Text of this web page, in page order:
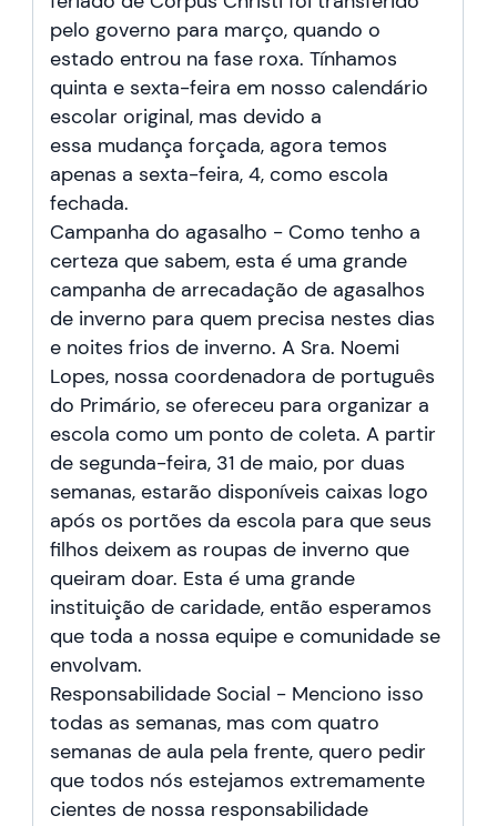
pelo governo para março, quando o
estado entrou na fase roxa. Tínhamos
quinta e sexta-feira em nosso calendário
escolar original, mas devido a
essa mudança forçada, agora temos
apenas a sexta-feira, 4, como escola
fechada.
Campanha do agasalho - Como tenho a
certeza que sabem, esta é uma grande
campanha de arrecadação de agasalhos
de inverno para quem precisa nestes dias
e noites frios de inverno. A Sra. Noemi
Lopes, nossa coordenadora de português
do Primário, se ofereceu para organizar a
escola como um ponto de coleta. A partir
de segunda-feira, 31 de maio, por duas
semanas, estarão disponíveis caixas logo
após os portões da escola para que seus
filhos deixem as roupas de inverno que
queiram doar. Esta é uma grande
instituição de caridade, então esperamos
que toda a nossa equipe e comunidade se
envolvam.
Responsabilidade Social - Menciono isso
todas as semanas, mas com quatro
semanas de aula pela frente, quero pedir
que todos nós estejamos extremamente
cientes de nossa responsabilidade